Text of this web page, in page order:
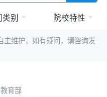
类别 院校特性
主维护，如有疑问，请咨询发
教育部